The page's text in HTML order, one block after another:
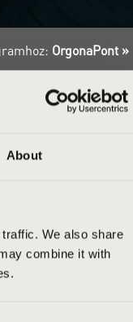
About
We also share
combine it with
OrgonaPont »